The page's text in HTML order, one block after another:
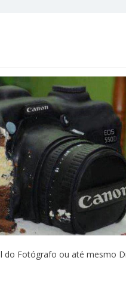
Fotógrafo ou até mesmo